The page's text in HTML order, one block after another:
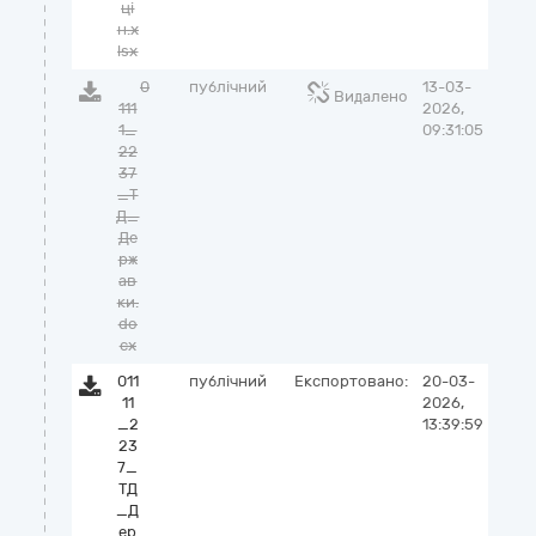
ці
н.x
lsx
0
111
1_
22
37
_Т
Д_
Де
рж
ав
ки.
do
cx
публічний
Видалено
13-03-
2026,
09:31:05
011
11
_2
23
7_
ТД
_Д
ер
публічний Експортовано:
20-03-
2026,
13:39:59